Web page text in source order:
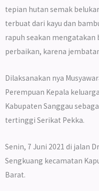
tepian hutan semak
terbuat dari kayu dan
rapuh seakan mengatakan
perbaikan, karena
Dilaksanakan nya
Perempuan Kepala
Kabupaten Sanggau
tertinggi Serikat Pekka.
Senin, 7 Juni 2021 di jalan
Sengkuang kecamatan
Barat.